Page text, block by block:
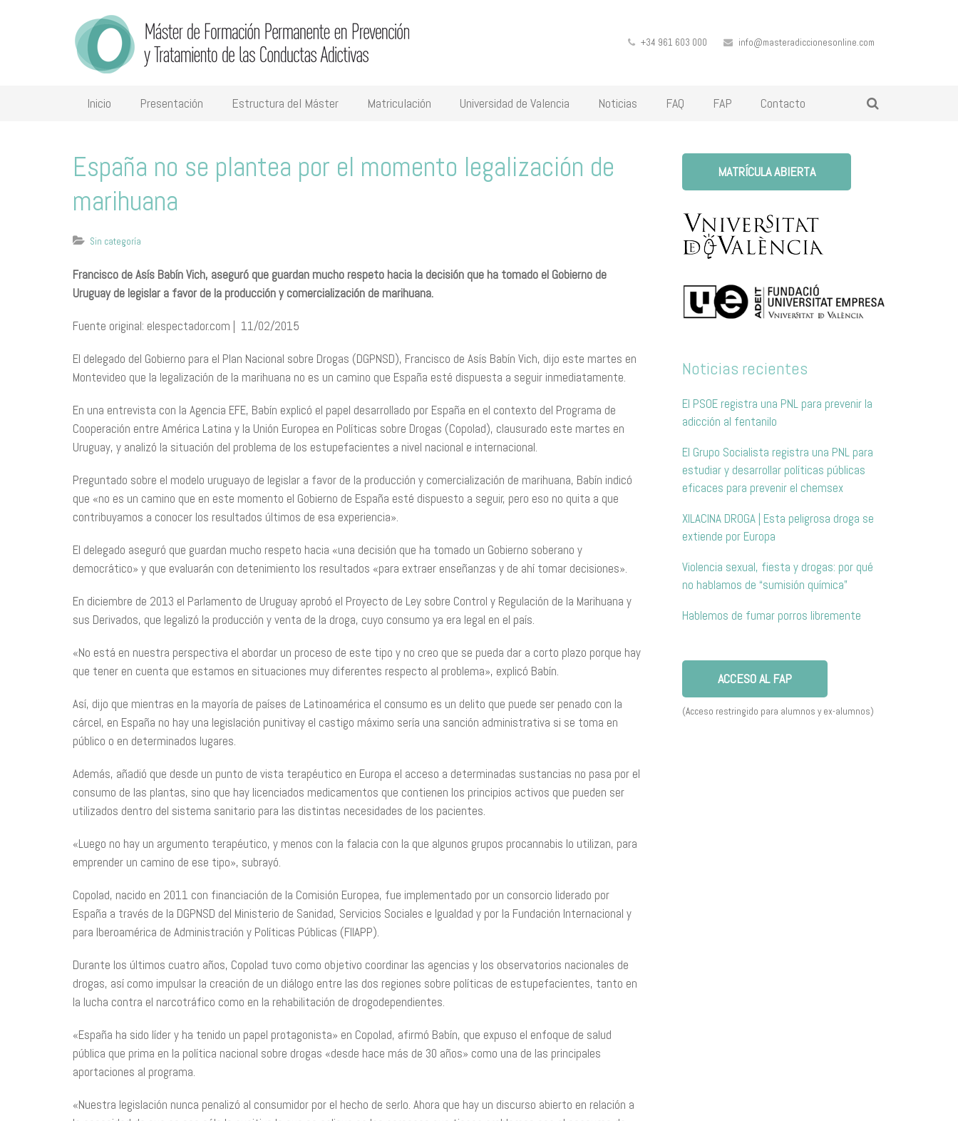
+34 961 603 000 info@masteradiccionesonline.com
Inicio Presentación Estructura del Máster Matriculación Universidad de Valencia Noticias FAQ FAP Contacto
España no se plantea por el momento legalización de
marihuana
Sin categoría
Francisco de Asís Babín Vich, aseguró que guardan mucho respeto hacia la decisión que ha tomado el Gobierno de
Uruguay de legislar a favor de la producción y comercialización de marihuana.
Fuente original: elespectador.com | 11/02/2015
El delegado del Gobierno para el Plan Nacional sobre Drogas (DGPNSD), Francisco de Asís Babín Vich, dijo este martes en
Montevideo que la legalización de la marihuana no es un camino que España esté dispuesta a seguir inmediatamente.
En una entrevista con la Agencia EFE, Babín explicó el papel desarrollado por España en el contexto del Programa de
Cooperación entre América Latina y la Unión Europea en Políticas sobre Drogas (Copolad), clausurado este martes en
Uruguay, y analizó la situación del problema de los estupefacientes a nivel nacional e internacional.
Preguntado sobre el modelo uruguayo de legislar a favor de la producción y comercialización de marihuana, Babín indicó
que «no es un camino que en este momento el Gobierno de España esté dispuesto a seguir, pero eso no quita a que
contribuyamos a conocer los resultados últimos de esa experiencia».
El delegado aseguró que guardan mucho respeto hacia «una decisión que ha tomado un Gobierno soberano y
democrático» y que evaluarán con detenimiento los resultados «para extraer enseñanzas y de ahí tomar decisiones».
En diciembre de 2013 el Parlamento de Uruguay aprobó el Proyecto de Ley sobre Control y Regulación de la Marihuana y
sus Derivados, que legalizó la producción y venta de la droga, cuyo consumo ya era legal en el país.
«No está en nuestra perspectiva el abordar un proceso de este tipo y no creo que se pueda dar a corto plazo porque hay
que tener en cuenta que estamos en situaciones muy diferentes respecto al problema», explicó Babín.
Así, dijo que mientras en la mayoría de países de Latinoamérica el consumo es un delito que puede ser penado con la
cárcel, en España no hay una legislación punitivay el castigo máximo sería una sanción administrativa si se toma en
público o en determinados lugares.
Además, añadió que desde un punto de vista terapéutico en Europa el acceso a determinadas sustancias no pasa por el
consumo de las plantas, sino que hay licenciados medicamentos que contienen los principios activos que pueden ser
utilizados dentro del sistema sanitario para las distintas necesidades de los pacientes.
«Luego no hay un argumento terapéutico, y menos con la falacia con la que algunos grupos procannabis lo utilizan, para
emprender un camino de ese tipo», subrayó.
Copolad, nacido en 2011 con financiación de la Comisión Europea, fue implementado por un consorcio liderado por
España a través de la DGPNSD del Ministerio de Sanidad, Servicios Sociales e Igualdad y por la Fundación Internacional y
para Iberoamérica de Administración y Políticas Públicas (FIIAPP).
Durante los últimos cuatro años, Copolad tuvo como objetivo coordinar las agencias y los observatorios nacionales de
drogas, así como impulsar la creación de un diálogo entre las dos regiones sobre políticas de estupefacientes, tanto en
la lucha contra el narcotráfico como en la rehabilitación de drogodependientes.
«España ha sido líder y ha tenido un papel protagonista» en Copolad, afirmó Babín, que expuso el enfoque de salud
pública que prima en la política nacional sobre drogas «desde hace más de 30 años» como una de las principales
aportaciones al programa.
«Nuestra legislación nunca penalizó al consumidor por el hecho de serlo. Ahora que hay un discurso abierto en relación a
MATRÍCULA ABIERTA
Noticias recientes
El PSOE registra una PNL para prevenir la
adicción al fentanilo
El Grupo Socialista registra una PNL para
estudiar y desarrollar políticas públicas
eficaces para prevenir el chemsex
XILACINA DROGA | Esta peligrosa droga se
extiende por Europa
Violencia sexual, fiesta y drogas: por qué
no hablamos de “sumisión química”
Hablemos de fumar porros libremente
ACCESO AL FAP
(Acceso restringido para alumnos y ex-alumnos)